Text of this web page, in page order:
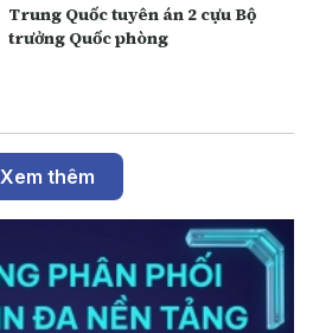
Trung Quốc tuyên án 2 cựu Bộ
trưởng Quốc phòng
Xem thêm